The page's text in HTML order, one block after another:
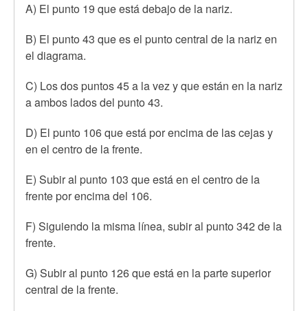
A) El punto 19 que está debajo de la nariz.
B) El punto 43 que es el punto central de la nariz en
el diagrama.
C) Los dos puntos 45 a la vez y que están en la nariz
a ambos lados del punto 43.
D) El punto 106 que está por encima de las cejas y
en el centro de la frente.
E) Subir al punto 103 que está en el centro de la
frente por encima del 106.
F) Siguiendo la misma línea, subir al punto 342 de la
frente.
G) Subir al punto 126 que está en la parte superior
central de la frente.